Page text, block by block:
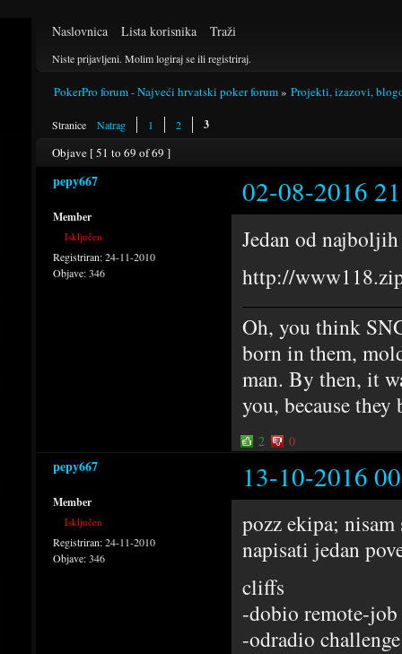
Naslovnica Lista korisnika Traži
Niste prijavljeni. Molim logiraj se ili registriraj.
PokerPro forum - Najveći hrvatski poker forum» Projekti, izazovi,
Stranice Natrag 1 2 3
Objave [ 51 to 69 of 69 ]
pepy667 02-08-2016
Member
Isključen
Registriran:24-11-2010
Objave:346
Jedan od
http://
Oh, you think
born in them,
man. By then, it
you, because
2 0
pepy667 13-10-2016
Member
Isključen
Registriran:24-11-2010
Objave:346
pozz ekipa;
napisati jedan
cliffs
-dobio remote-
-odradio